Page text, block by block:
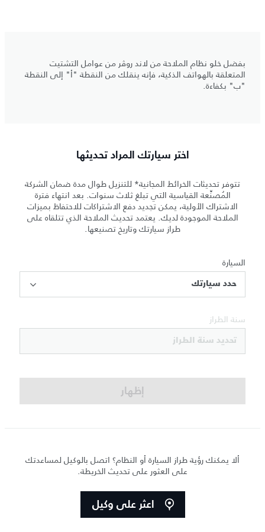
بفضل خلو نظام الملاحة من لاند روڤر من عوامل التشتيت
المتعلقة بالهواتف الذكية، فإنه ينقلك من النقطة "أ" إلى النقطة
"ب" بكفاءة.
اختر سيارتك المراد تحديثها
تتوفر تحديثات الخرائط المجانية* للتنزيل طوال مدة ضمان الشركة
المُصنِّعة القياسية التي تبلغ ثلاث سنوات. بعد انتهاء فترة
الاشتراك الأولية، يمكن تجديد دفع الاشتراكات للاحتفاظ بميزات
الملاحة الموجودة لديك. يعتمد تحديث الملاحة الذي تتلقاه على
طراز سيارتك وتاريخ تصنيعها.
السيارة
حدد سيارتك
سنة الطراز
تحديد سنة الطراز
إظهار
ألا يمكنك رؤية طراز السيارة أو النظام؟ اتصل بالوكيل لمساعدتك
على العثور على تحديث الخريطة.
اعثر على وكيل